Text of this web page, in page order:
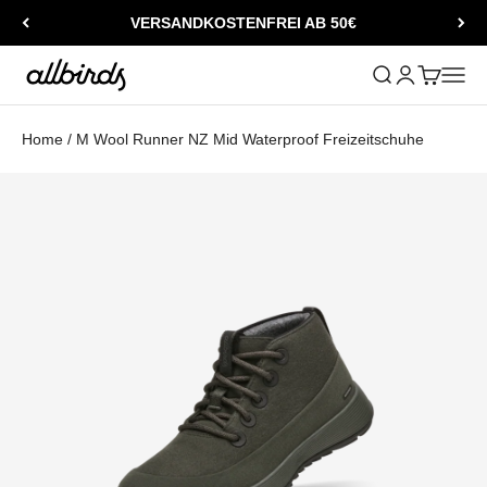
VERSANDKOSTENFREI AB 50€
Allbirds Suche öffnen
Home / M Wool Runner NZ Mid Waterproof Freizeitschuhe